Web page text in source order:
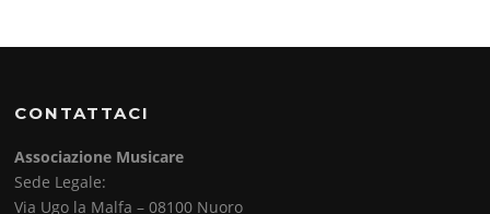
CONTATTACI
Associazione Musicare
Sede Legale:
Via Ugo la Malfa – 08100 Nuoro